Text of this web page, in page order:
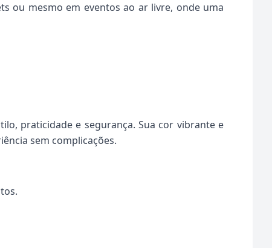
ou mesmo em eventos ao ar livre, onde uma
praticidade e segurança. Sua cor vibrante e
sem complicações.